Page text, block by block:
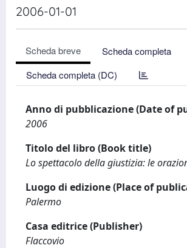
2006-01-01
Scheda breve
Scheda completa
Scheda completa (DC)
Anno di pubblicazione (Date of
2006
Titolo del libro (Book title)
Lo spettacolo della giustizia: le
Luogo di edizione (Place of
Palermo
Casa editrice (Publisher)
Flaccovio